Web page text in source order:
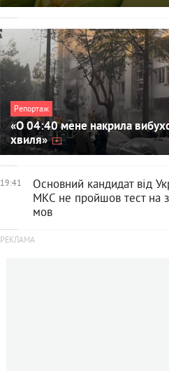
Репортаж
«О 04:40 мене накрила
хвиля»
19:41
Основний кандидат від
МКС не пройшов тест на
мов